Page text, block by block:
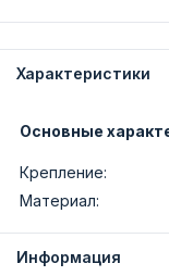
Характеристики
Основные
Крепление:
Материал:
Информация